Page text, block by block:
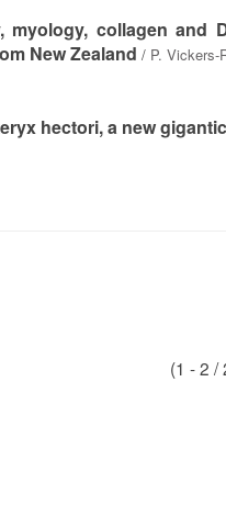
myology, collagen and
New Zealand / P. Vickers-
hectori, a new
(1 - 2 /